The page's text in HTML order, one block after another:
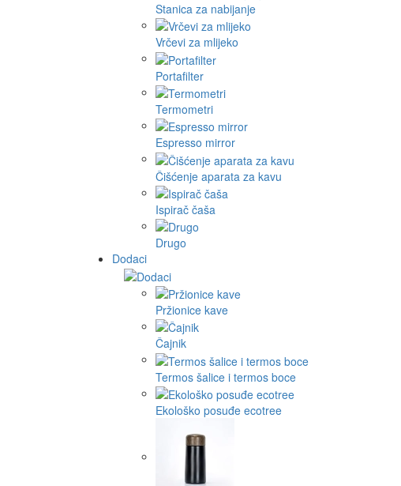
Stanica za nabijanje
Vrčevi za mlijeko
Portafilter
Termometri
Espresso mirror
Čišćenje aparata za kavu
Ispirač čaša
Drugo
Dodaci
Pržionice kave
Čajnik
Termos šalice i termos boce
Ekološko posuđe ecotree